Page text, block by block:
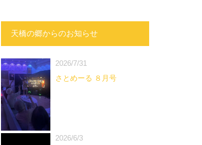
天橋の郷からのお知らせ
2026/7/31
さとめーる ８月号
2026/6/3